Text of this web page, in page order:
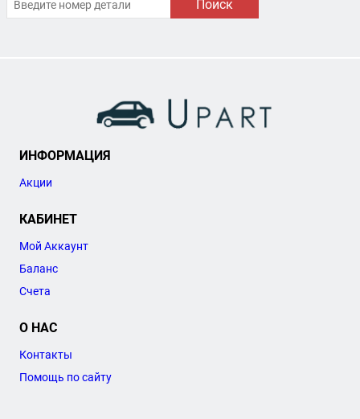
Поиск
ИНФОРМАЦИЯ
Акции
КАБИНЕТ
Мой Аккаунт
Баланс
Счета
О НАС
Контакты
Помощь по сайту